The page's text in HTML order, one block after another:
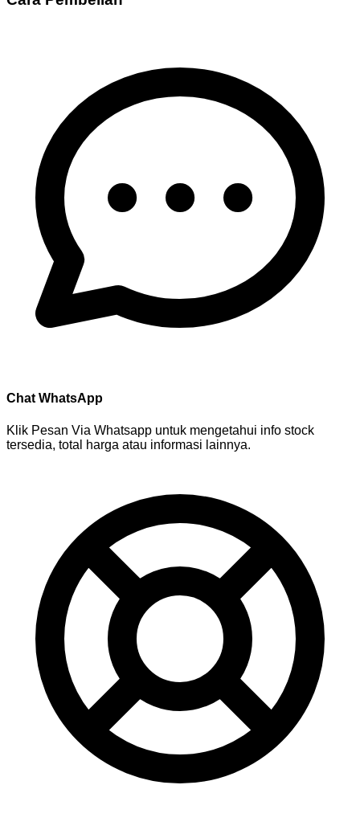
Chat WhatsApp
Klik Pesan Via Whatsapp untuk mengetahui info stock
tersedia, total harga atau informasi lainnya.